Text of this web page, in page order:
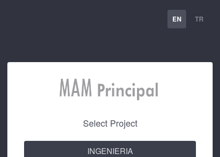
EN TR
Select Project
INGENIERIA